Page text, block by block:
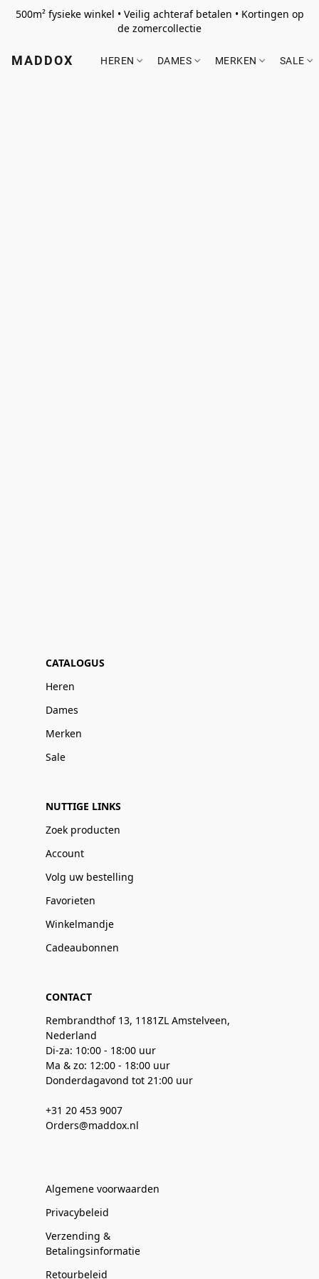
500m² fysieke winkel • Veilig achteraf betalen • Kortingen op
de zomercollectie
MADDOX HEREN DAMES MERKEN SALE
CATALOGUS
Heren
Dames
Merken
Sale
NUTTIGE LINKS
Zoek producten
Account
Volg uw bestelling
Favorieten
Winkelmandje
Cadeaubonnen
CONTACT
Rembrandthof 13, 1181ZL Amstelveen,
Nederland
Di-za: 10:00 - 18:00 uur
Ma & zo: 12:00 - 18:00 uur
Donderdagavond tot 21:00 uur
+31 20 453 9007
Orders@maddox.nl
Algemene voorwaarden
Privacybeleid
Verzending &
Betalingsinformatie
Retourbeleid